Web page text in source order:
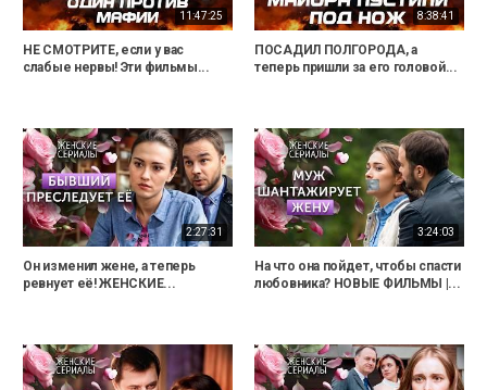
11:47:25
НЕ СМОТРИТЕ, если у вас
слабые нервы! Эти фильмы...
8:38:41
ПОСАДИЛ ПОЛГОРОДА, а
теперь пришли за его головой...
2:27:31
Он изменил жене, а теперь
ревнует её! ЖЕНСКИЕ...
3:24:03
На что она пойдет, чтобы спасти
любовника? НОВЫЕ ФИЛЬМЫ |...